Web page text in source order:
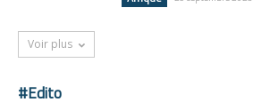
Voir plus
#Edito